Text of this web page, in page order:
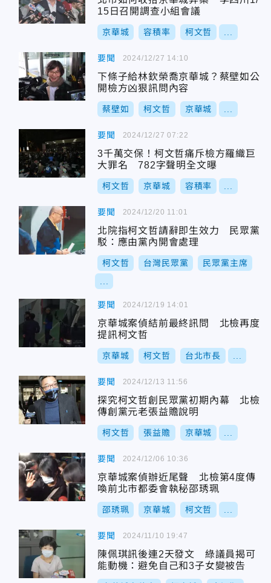
15日召開調查小組會議
京華城 容積率 柯文哲
要聞
下條子給林欽榮喬京華城？蔡壁如公
開檢方凶狠訊問內容
蔡壁如 柯文哲 京華城
2024/12/27 14:10
要聞
3千萬交保！柯文哲痛斥檢方羅織巨
大罪名 782字聲明全文曝
柯文哲 京華城 容積率
2024/12/27 07:22
要聞
北院指柯文哲請辭即生效力 民眾黨
駁：應由黨內開會處理
柯文哲 台灣民眾黨 民眾黨主席
2024/12/20 11:01
要聞
京華城案偵結前最終訊問 北檢再度
提訊柯文哲
京華城 柯文哲 台北市長
2024/12/19 14:01
要聞
探究柯文哲創民眾黨初期內幕 北檢
傳創黨元老張益贍說明
柯文哲 張益贍 京華城
2024/12/13 11:56
要聞
京華城案偵辦近尾聲 北檢第4度傳
喚前北市都委會執秘邵琇珮
邵琇珮 京華城 柯文哲
2024/12/06 10:36
要聞
陳佩琪訊後連2天發文 綠議員揭可
能動機：避免自己和3子女變被告
2024/11/10 19:47